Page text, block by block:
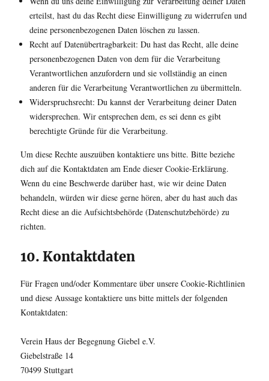
erteilst, hast du das Recht diese Einwilligung zu widerrufen und
deine personenbezogenen Daten löschen zu lassen.
Recht auf Datenübertragbarkeit: Du hast das Recht, alle deine
personenbezogenen Daten von dem für die Verarbeitung
Verantwortlichen anzufordern und sie vollständig an einen
anderen für die Verarbeitung Verantwortlichen zu übermitteln.
Widerspruchsrecht: Du kannst der Verarbeitung deiner Daten
widersprechen. Wir entsprechen dem, es sei denn es gibt
berechtigte Gründe für die Verarbeitung.
Um diese Rechte auszuüben kontaktiere uns bitte. Bitte beziehe
dich auf die Kontaktdaten am Ende dieser Cookie-Erklärung.
Wenn du eine Beschwerde darüber hast, wie wir deine Daten
behandeln, würden wir diese gerne hören, aber du hast auch das
Recht diese an die Aufsichtsbehörde (Datenschutzbehörde) zu
richten.
10. Kontaktdaten
Für Fragen und/oder Kommentare über unsere Cookie-Richtlinien
und diese Aussage kontaktiere uns bitte mittels der folgenden
Kontaktdaten:
Verein Haus der Begegnung Giebel e.V.
Giebelstraße 14
70499 Stuttgart